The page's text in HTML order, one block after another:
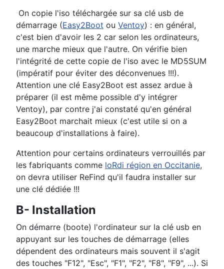
On copie l'iso téléchargée sur sa clé usb de
démarrage (Easy2Boot ou Ventoy) : en général,
c'est bien d'avoir les 2 car selon les ordinateurs,
une marche mieux que l'autre. On vérifie bien
l'intégrité de cette copie de l'iso avec le MD5SUM
(impératif pour éviter des déconvenues !!!).
Attention une clé Easy2Boot est assez ardue à
préparer (il est même possible d'y intégrer
Ventoy), par contre j'ai constaté qu'en général
Easy2Boot marchait mieux (c'est utile si on a
beaucoup d'installations à faire).
Attention pour certains ordinateurs verrouillés par
les fabriquants comme loRdi région en Occitanie,
on devra utiliser ReFind qu'il faudra installer sur
une clé dédiée !!!
B- Installation
On démarre (boote) l'ordinateur sur la clé usb en
appuyant sur les touches de démarrage (elles
dépendent des ordinateurs mais souvent il s'agit
des touches "F12", "Esc", "F1", "F2", "F8", "F9", ...). Si